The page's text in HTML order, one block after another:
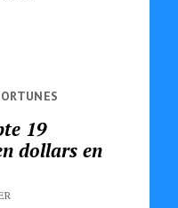
19
dollars en